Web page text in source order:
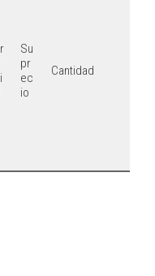
Su
pr
ec
io
Cantidad